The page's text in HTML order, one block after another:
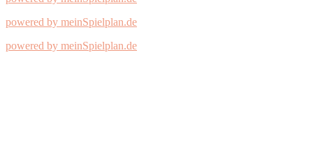
powered by meinSpielplan.de
powered by meinSpielplan.de